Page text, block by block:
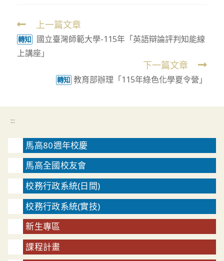
Read
more
articles
上一篇文章
轉知
國立臺灣師範大學-115年「英語辯論評判知能線
上講座」
下一篇文章
轉知 教育部辦理「115年綠色化學夏令營」
:::
馬高80週年校慶
馬高全國校友會
校務行政系統(日間)
校務行政系統(實技)
新生專區
課程計畫